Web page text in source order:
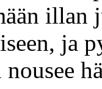
ja